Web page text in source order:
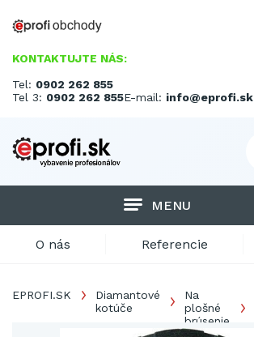
KONTAKTUJTE NÁS:
Tel: 0902 262 855
Tel 3: 0902 262 855E-mail: info@eprofi.sk
MENU
O nás Referencie
EPROFI.SK
Diamantové
kotúče
Na
plošné
brúsenie